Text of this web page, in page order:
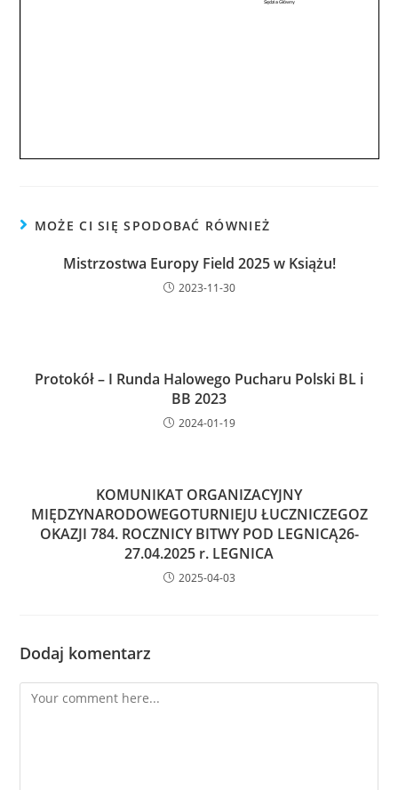
MOŻE CI SIĘ SPODOBAĆ RÓWNIEŻ
Mistrzostwa Europy Field 2025 w Książu!
2023-11-30
Protokół – I Runda Halowego Pucharu Polski BL i
BB 2023
2024-01-19
KOMUNIKAT ORGANIZACYJNY
MIĘDZYNARODOWEGOTURNIEJU ŁUCZNICZEGOZ
OKAZJI 784. ROCZNICY BITWY POD LEGNICĄ26-
27.04.2025 r. LEGNICA
2025-04-03
Dodaj komentarz